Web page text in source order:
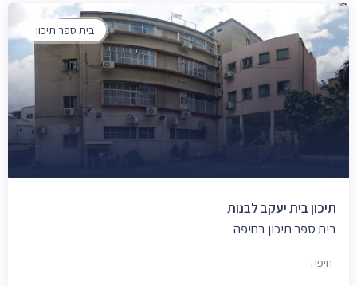
בית ספר תיכון
תיכון בית יעקב לבנות
בית ספר תיכון בחיפה
חיפה